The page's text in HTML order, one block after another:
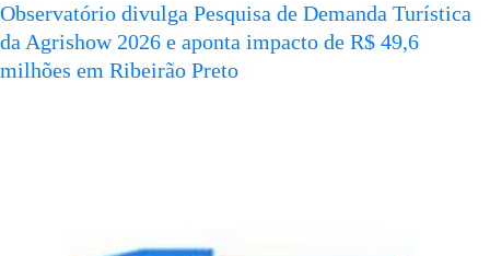
Observatório divulga Pesquisa de Demanda Turística
da Agrishow 2026 e aponta impacto de R$ 49,6
milhões em Ribeirão Preto